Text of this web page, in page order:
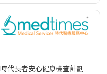
時代長者安心健康檢查計劃